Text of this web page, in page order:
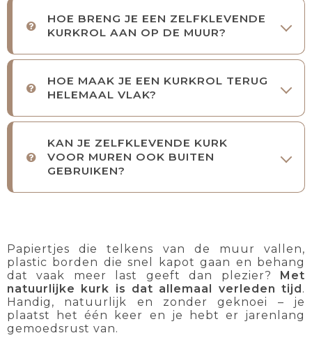
HOE BRENG JE EEN ZELFKLEVENDE
KURKROL AAN OP DE MUUR?
HOE MAAK JE EEN KURKROL TERUG
HELEMAAL VLAK?
KAN JE ZELFKLEVENDE KURK
VOOR MUREN OOK BUITEN
GEBRUIKEN?
Papiertjes die telkens van de muur vallen,
plastic borden die snel kapot gaan en behang
dat vaak meer last geeft dan plezier?
Met
natuurlijke kurk is dat allemaal verleden tijd .
Handig, natuurlijk en zonder geknoei – je
plaatst het één keer en je hebt er jarenlang
gemoedsrust van.